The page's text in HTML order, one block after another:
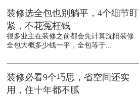
装修选全包也别躺平，4个细节盯
紧，不花冤枉钱
很多业主在装修之前都会先计算沈阳装修
全包大概多少钱一平，全包等于...
装修必看9个巧思，省空间还实
用，住十年都不腻